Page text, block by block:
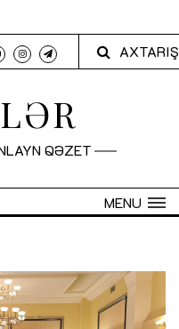
AXTARIŞ
QƏZET
MENU